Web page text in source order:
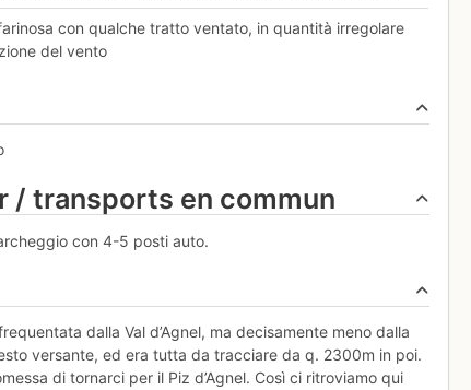
con qualche tratto ventato, in quantità irregolare
del vento
/ transports en commun
con 4-5 posti auto.
dalla Val d’Agnel, ma decisamente meno dalla
versante, ed era tutta da tracciare da q. 2300m in poi.
di tornarci per il Piz d’Agnel. Così ci ritroviamo qui